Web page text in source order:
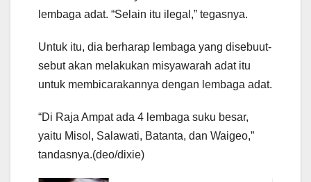
lembaga adat. “Selain itu ilegal,” tegasnya.
Untuk itu, dia berharap lembaga yang disebuut-
sebut akan melakukan misyawarah adat itu
untuk membicarakannya dengan lembaga adat.
“Di Raja Ampat ada 4 lembaga suku besar,
yaitu Misol, Salawati, Batanta, dan Waigeo,”
tandasnya.(deo/dixie)